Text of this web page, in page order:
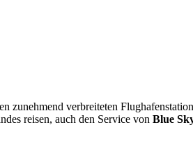
zunehmend verbreiteten
reisen, auch den Service von Blue